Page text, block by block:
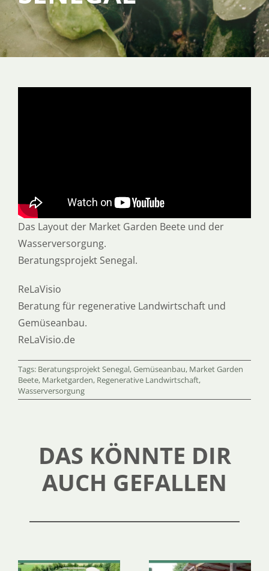
SERVICE
Das Layout der Market Garden Beete und der
Wasserversorgung.
Beratungsprojekt Senegal.
ReLaVisio
Beratung für regenerative Landwirtschaft und
Gemüseanbau.
ReLaVisio.de
Tags: Beratungsprojekt Senegal,Gemüseanbau, Market Garden
Beete, Marketgarden, Regenerative Landwirtschaft,
Wasserversorgung
DAS KÖNNTE DIR
AUCH GEFALLEN